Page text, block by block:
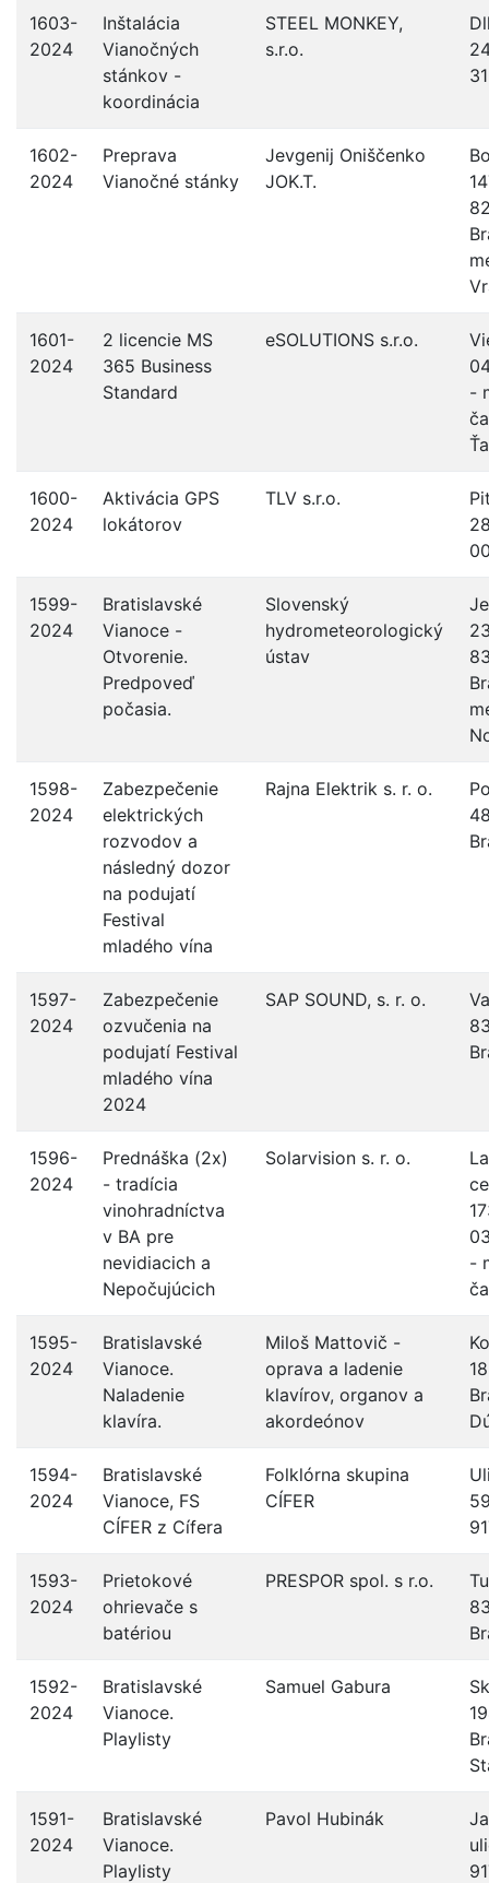
1603-
2024
Inštalácia
Vianočných
stánkov -
koordinácia
STEEL MONKEY,
s.r.o.
1602-
2024
Preprava
Vianočné stánky
Jevgenij Oniščenko
JOK.T.
1601-
2024
2 licencie MS
365 Business
Standard
eSOLUTIONS s.r.o.
-
1600-
2024
Aktivácia GPS
lokátorov
TLV s.r.o.
1599-
2024
Bratislavské
Vianoce -
Otvorenie.
Predpoveď
počasia.
Slovenský
hydrometeorologický
ústav
1598-
2024
Zabezpečenie
elektrických
rozvodov a
následný dozor
na podujatí
Festival
mladého vína
Rajna Elektrik s. r. o.
1597-
2024
Zabezpečenie
ozvučenia na
podujatí Festival
mladého vína
2024
SAP SOUND, s. r. o.
1596-
2024
Prednáška (2x)
- tradícia
vinohradníctva
v BA pre
nevidiacich a
Nepočujúcich
Solarvision s. r. o.
-
1595-
2024
Bratislavské
Vianoce.
Naladenie
klavíra.
Miloš Mattovič -
oprava a ladenie
klavírov, organov a
akordeónov
1594-
2024
Bratislavské
Vianoce, FS
CÍFER z Cífera
Folklórna skupina
CÍFER
1593-
2024
Prietokové
ohrievače s
batériou
PRESPOR spol. s r.o.
1592-
2024
Bratislavské
Vianoce.
Playlisty
Samuel Gabura
1591-
2024
Bratislavské
Vianoce.
Playlisty
Pavol Hubinák